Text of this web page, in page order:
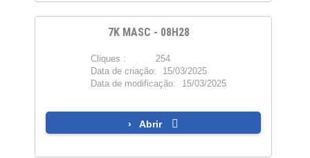
7K MASC - 08H28
Cliques :
254
Data de criação:
15/03/2025
Data de modificação:
15/03/2025
Abrir